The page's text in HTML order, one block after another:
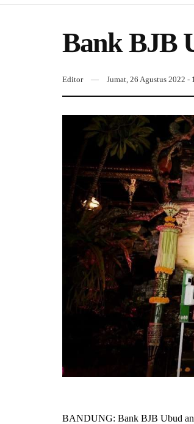
Bank BJB
Editor Jumat, 26 Agustus 2022 -
BANDUNG: Bank BJB Ubud